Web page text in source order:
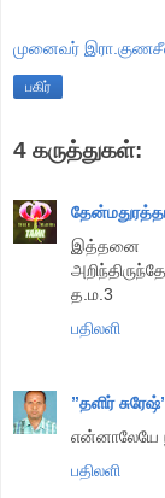
முனைவர்
பகிர்
4 கருத்துகள்:
இத்தனை
த.ம.3
பதிலளி
”தளிர்
என்னாலேயே
பதிலளி